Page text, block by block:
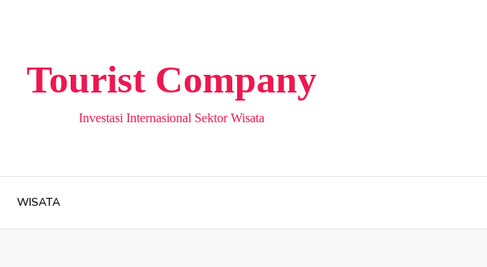
Tourist Company
Investasi Internasional Sektor Wisata
WISATA